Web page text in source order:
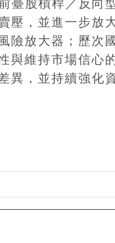
臺股槓桿／反向
壓，並進一步放
險放大器；歷次
與維持市場信心
異，並持續強化